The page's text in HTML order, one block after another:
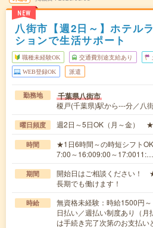
NEW
八街市【週2日～】ホテル
ションで生活サポート
職種未経験OK 交通費別途支給あり
WEB登録OK 派遣
勤務地 千葉県八街市
榎戸(千葉県)駅から---分／八
曜日頻度 週2日～5日OK（月～金）
時間
★1日6時間～の時短シフト
7:00～16:009:00～17:0011:…
期間
開始日はご相談ください！
長期でも働けます！
時給
無資格未経験：時給1500
日払い／週払い制度あり（
は手続き完了次第のお支払い